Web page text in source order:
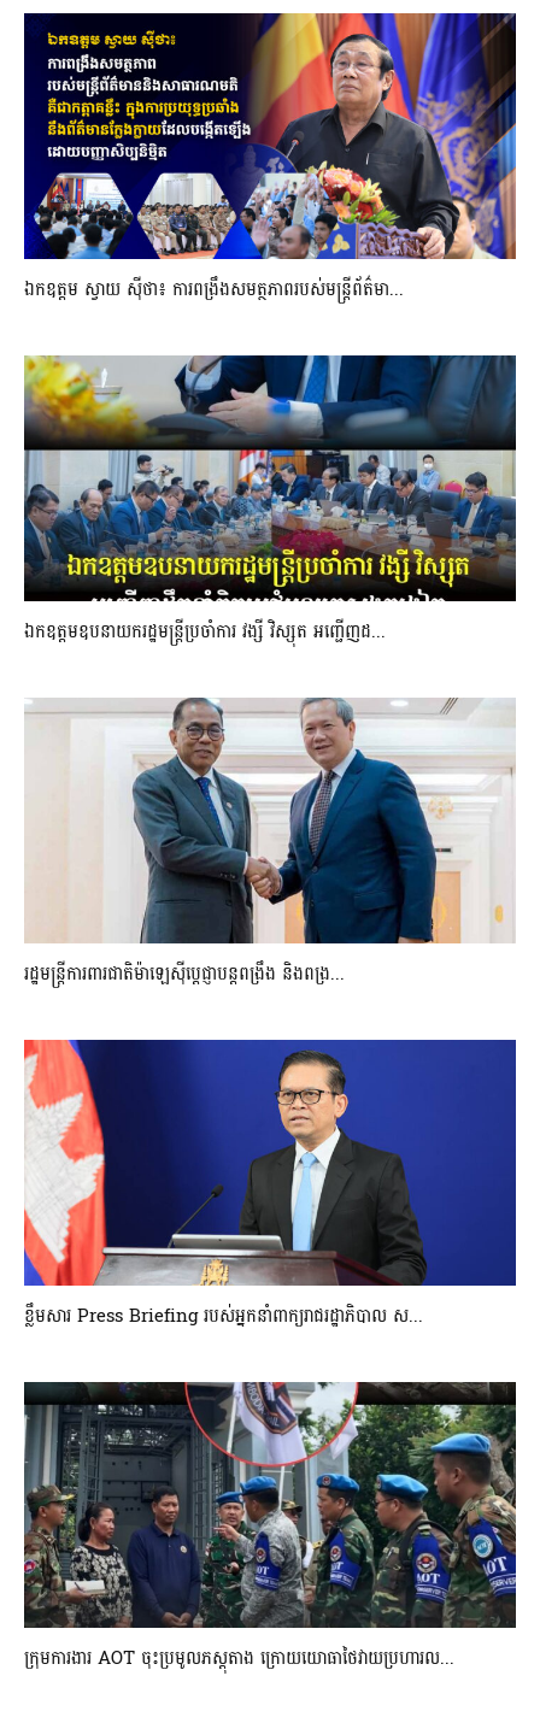
ឯកឧត្តម ស្វាយ ស៊ីថា៖ ការពង្រឹងសមត្ថភាពរបស់មន្ត្រីព័ត៌មា...
ឯកឧត្តមឧបនាយករដ្ឋមន្រ្តីប្រចាំការ វង្សី វិស្សុត អញ្ជើញដ...
រដ្ឋមន្ត្រីការពារជាតិម៉ាឡេស៊ីប្ដេជ្ញាបន្តពង្រឹង និងពង្រ...
ខ្លឹមសារ Press Briefing របស់អ្នកនាំពាក្យរាជរដ្ឋាភិបាល ស...
ក្រុមការងារ AOT ចុះប្រមូលភស្តុតាង ក្រោយយោធាថៃវាយប្រហារល...